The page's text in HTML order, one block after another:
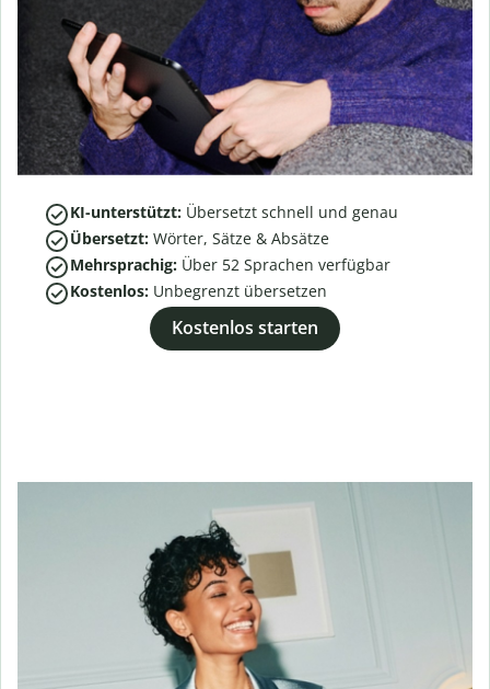
KI-unterstützt: Übersetzt schnell und genau
Übersetzt: Wörter, Sätze & Absätze
Mehrsprachig: Über 52 Sprachen verfügbar
Kostenlos: Unbegrenzt übersetzen
Kostenlos starten